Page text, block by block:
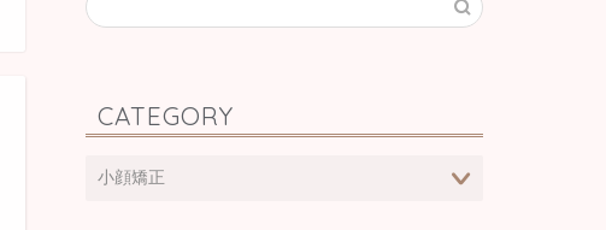
CATEGORY